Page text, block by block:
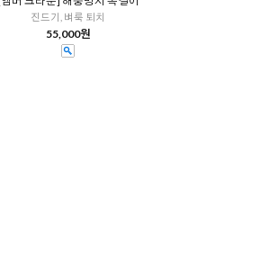
진드기, 벼룩 퇴치
55,000원